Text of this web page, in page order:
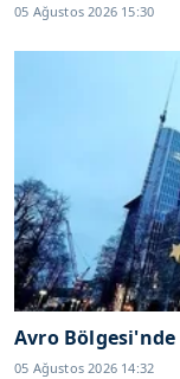
05 Ağustos 2026 15:30
Avro
05 Ağustos 2026 14:32